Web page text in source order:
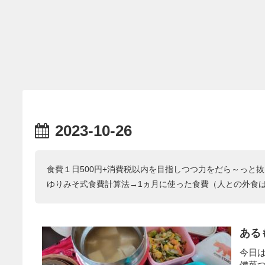
2023-10-26
食費１日500円+消費税以内を目指しつつ力をだら～っと
ゆりみそ式食費計算法→1ヵ月に使った食費（人との外食
ある
今日